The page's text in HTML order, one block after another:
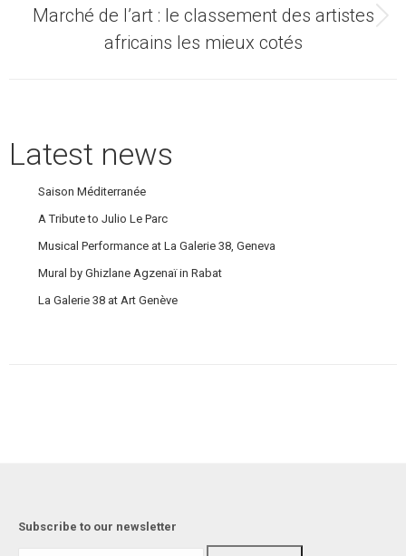
Next
post:
Marché de l’art : le classement des artistes
africains les mieux cotés
Latest news
Saison Méditerranée
A Tribute to Julio Le Parc
Musical Performance at La Galerie 38, Geneva
Mural by Ghizlane Agzenaï in Rabat
La Galerie 38 at Art Genève
Subscribe to our newsletter